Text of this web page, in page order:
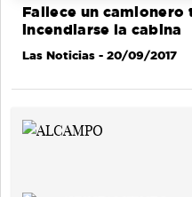
Fallece un camionero
incendiarse la cabina
Las Noticias - 20/09/2017